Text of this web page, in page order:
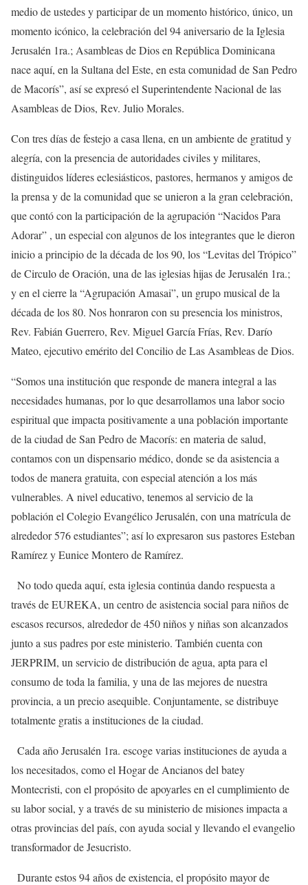
medio de ustedes y participar de un momento histórico, único, un
momento icónico, la celebración del 94 aniversario de la Iglesia
Jerusalén 1ra.; Asambleas de Dios en República Dominicana
nace aquí, en la Sultana del Este, en esta comunidad de San Pedro
de Macorís”, así se expresó el Superintendente Nacional de las
Asambleas de Dios, Rev. Julio Morales.
Con tres días de festejo a casa llena, en un ambiente de gratitud y
alegría, con la presencia de autoridades civiles y militares,
distinguidos líderes eclesiásticos, pastores, hermanos y amigos de
la prensa y de la comunidad que se unieron a la gran celebración,
que contó con la participación de la agrupación “Nacidos Para
Adorar” , un especial con algunos de los integrantes que le dieron
inicio a principio de la década de los 90, los “Levitas del Trópico”
de Circulo de Oración, una de las iglesias hijas de Jerusalén 1ra.;
y en el cierre la “Agrupación Amasai”, un grupo musical de la
década de los 80. Nos honraron con su presencia los ministros,
Rev. Fabián Guerrero, Rev. Miguel García Frías, Rev. Darío
Mateo, ejecutivo emérito del Concilio de Las Asambleas de Dios.
“Somos una institución que responde de manera integral a las
necesidades humanas, por lo que desarrollamos una labor socio
espiritual que impacta positivamente a una población importante
de la ciudad de San Pedro de Macorís: en materia de salud,
contamos con un dispensario médico, donde se da asistencia a
todos de manera gratuita, con especial atención a los más
vulnerables. A nivel educativo, tenemos al servicio de la
población el Colegio Evangélico Jerusalén, con una matrícula de
alrededor 576 estudiantes”; así lo expresaron sus pastores Esteban
Ramírez y Eunice Montero de Ramírez.
No todo queda aquí, esta iglesia continúa dando respuesta a
través de EUREKA, un centro de asistencia social para niños de
escasos recursos, alrededor de 450 niños y niñas son alcanzados
junto a sus padres por este ministerio. También cuenta con
JERPRIM, un servicio de distribución de agua, apta para el
consumo de toda la familia, y una de las mejores de nuestra
provincia, a un precio asequible. Conjuntamente, se distribuye
totalmente gratis a instituciones de la ciudad.
Cada año Jerusalén 1ra. escoge varias instituciones de ayuda a
los necesitados, como el Hogar de Ancianos del batey
Montecristi, con el propósito de apoyarles en el cumplimiento de
su labor social, y a través de su ministerio de misiones impacta a
otras provincias del país, con ayuda social y llevando el evangelio
transformador de Jesucristo.
Durante estos 94 años de existencia, el propósito mayor de